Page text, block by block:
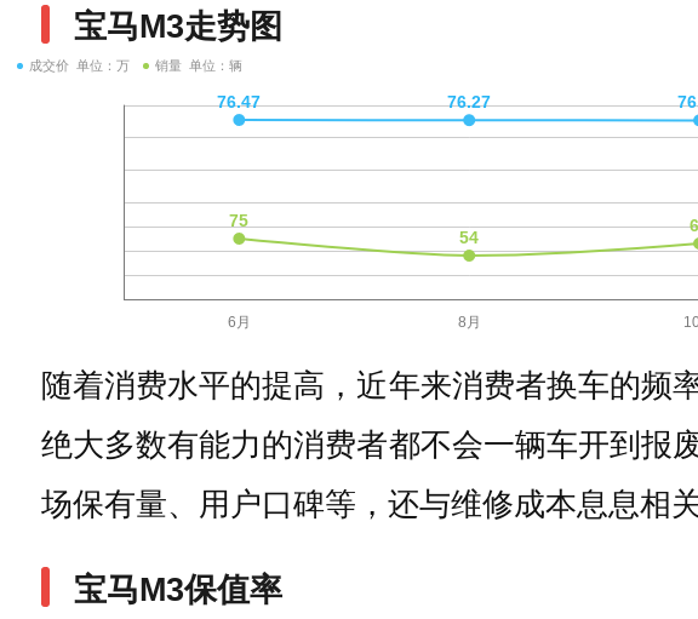
宝马M3走势图
成交价 单位：万 销量 单位：辆
随着消费水平的提高，近年来消费者换车的频
绝大多数有能力的消费者都不会一辆车开到报
场保有量、用户口碑等，还与维修成本息息相
宝马M3保值率